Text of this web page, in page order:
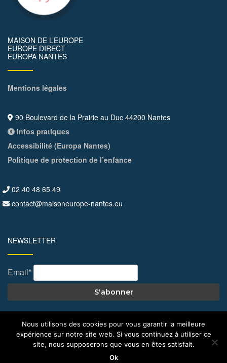
MAISON DE L’EUROPE
EUROPE DIRECT
EUROPA NANTES
Mentions légales
90 Boulevard de la Prairie au Duc 44200 Nantes
Infos pratiques
Accessibilité (Europa Nantes)
Politique de protection de l’enfance
02 40 48 65 49
contact@maisoneurope-nantes.eu
NEWSLETTER
Email*
© All Right Reserved 2026 Maison de l'Europe – Nantes
Nous utilisons des cookies pour vous garantir la meilleure
expérience sur notre site web. Si vous continuez à utiliser ce
site, nous supposerons que vous en êtes satisfait.
Ok